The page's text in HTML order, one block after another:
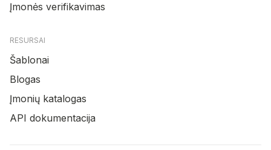
Įmonės verifikavimas
RESURSAI
Šablonai
Blogas
Įmonių katalogas
API dokumentacija